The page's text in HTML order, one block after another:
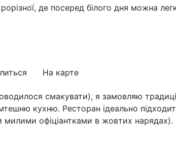
де посеред білого дня можна
На карте
смакувати), я замовляю
кухню. Ресторан ідеально
офіціантками в жовтих нарядах).